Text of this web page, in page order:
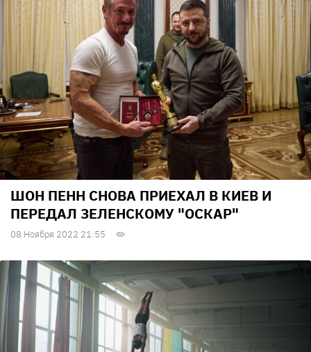
ШОН ПЕНН СНОВА ПРИЕХАЛ В КИЕВ И
ПЕРЕДАЛ ЗЕЛЕНСКОМУ "ОСКАР"
08 Ноября 2022 21:55